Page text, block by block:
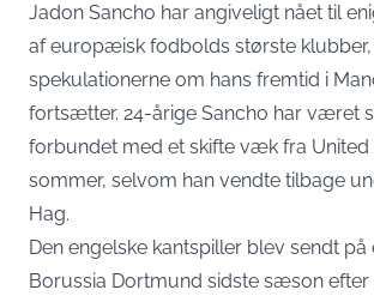
Jadon Sancho har angiveligt nået til
af europæisk fodbolds største klubber,
spekulationerne om hans fremtid i
fortsætter. 24-årige Sancho har været
forbundet med et skifte væk fra United
sommer, selvom han vendte tilbage
Hag.
Den engelske kantspiller blev sendt
Borussia Dortmund sidste sæson efter